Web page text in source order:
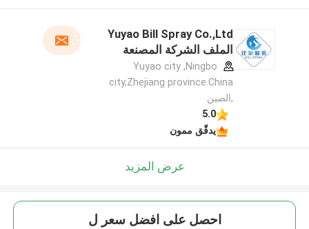
Yuyao Bill Spray Co.,Ltd
الملف الشركة المصنعة
Yuyao city ,Ningbo
city,Zhejiang province.China
,الصين
5.0
يدقّق ممون
عرض المزيد
احصل على افضل سعر ل